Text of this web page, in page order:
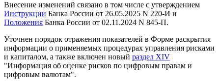
Внесение изменений связано в том числе с утверждением
Инструкции Банка России от 26.05.2025 N 220-И и
Положения Банка России от 02.11.2024 N 845-П.
Уточнен порядок отражения показателей в Форме раскрытия
информации о применяемых процедурах управления рисками
и капиталом, а также включен новый раздел XIV
"Информация об оценке рисков по цифровым правам и
цифровым валютам".